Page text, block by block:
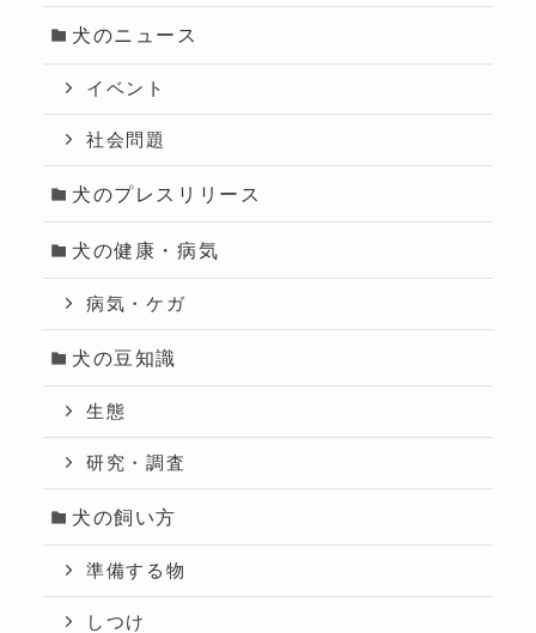
犬のニュース
イベント
社会問題
犬のプレスリリース
犬の健康・病気
病気・ケガ
犬の豆知識
生態
研究・調査
犬の飼い方
準備する物
しつけ